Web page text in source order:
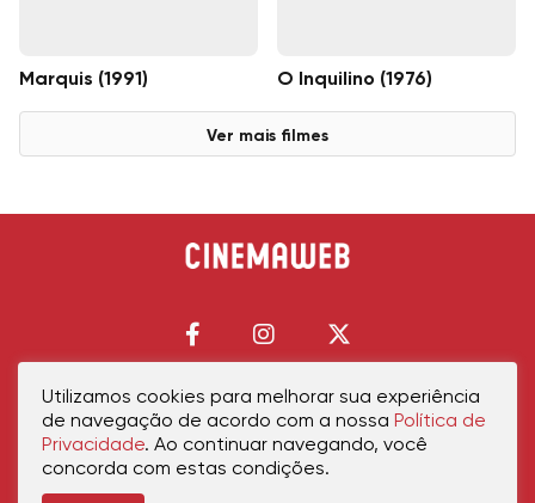
Marquis (1991) O Inquilino (1976)
Ver mais filmes
Início Política de PrivacidadePolítica de CookiesContatoSobre Nós
Utilizamos cookies para melhorar sua experiência
de navegação de acordo com a nossa Política de
Privacidade. Ao continuar navegando, você
concorda com estas condições.